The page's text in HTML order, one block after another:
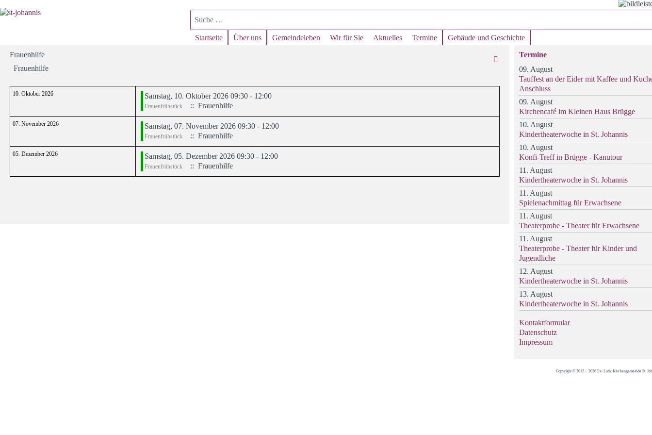
Suchen
Startseite Über uns Gemeindeleben Wir für Sie Aktuelles Termine Gebäude und Geschichte
Frauenhilfe
Frauenhilfe
10. Oktober 2026 Samstag, 10. Oktober 2026 09:30 - 12:00
Frauenfrühstück :: Frauenhilfe
07. November 2026 Samstag, 07. November 2026 09:30 - 12:00
Frauenfrühstück :: Frauenhilfe
05. Dezember 2026 Samstag, 05. Dezember 2026 09:30 - 12:00
Frauenfrühstück :: Frauenhilfe
Termine
09. August
Tauffest an der Eider mit Kaffee und
Anschluss
09. August
Kirchencafé im Kleinen Haus Brügge
10. August
Kindertheaterwoche in St. Johannis
10. August
Konfi-Treff in Brügge - Kanutour
11. August
Kindertheaterwoche in St. Johannis
11. August
Spielenachmittag für Erwachsene
11. August
Theaterprobe - Theater für Erwachsene
11. August
Theaterprobe - Theater für Kinder und
Jugendliche
12. August
Kindertheaterwoche in St. Johannis
13. August
Kindertheaterwoche in St. Johannis
Kontaktformular
Datenschutz
Impressum
Copyright © 2012 - 2026 Ev.-Luth. Kirchengemeinde St.